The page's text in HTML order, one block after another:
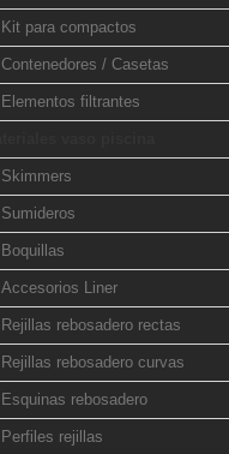
Kit para compactos
Contenedores / Casetas
Elementos filtrantes
Skimmers
Sumideros
Boquillas
Accesorios Liner
Rejillas rebosadero rectas
Rejillas rebosadero curvas
Esquinas rebosadero
Perfiles rejillas